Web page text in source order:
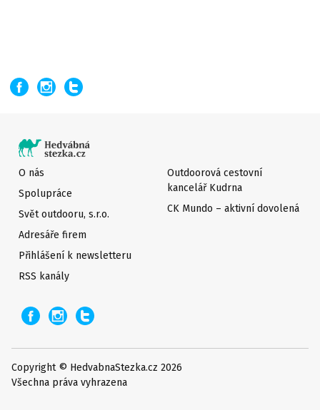
O nás
Spolupráce
Svět outdooru, s.r.o.
Adresáře firem
Přihlášení k newsletteru
Outdoorová cestovní
kancelář Kudrna
CK Mundo – aktivní dovolená
RSS kanály
Copyright © HedvabnaStezka.cz 2026
Všechna práva vyhrazena